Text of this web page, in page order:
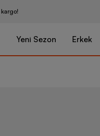
kargo!
Yeni Sezon Erkek